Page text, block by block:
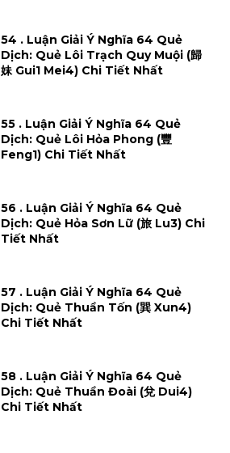
54 . Luận Giải Ý Nghĩa 64 Quẻ
Dịch: Quẻ Lôi Trạch Quy Muội (歸
妹 Gui1 Mei4) Chi Tiết Nhất
55 . Luận Giải Ý Nghĩa 64 Quẻ
Dịch: Quẻ Lôi Hỏa Phong (豐
Feng1) Chi Tiết Nhất
56 . Luận Giải Ý Nghĩa 64 Quẻ
Dịch: Quẻ Hỏa Sơn Lữ (旅 Lu3) Chi
Tiết Nhất
57 . Luận Giải Ý Nghĩa 64 Quẻ
Dịch: Quẻ Thuần Tốn (巽 Xun4)
Chi Tiết Nhất
58 . Luận Giải Ý Nghĩa 64 Quẻ
Dịch: Quẻ Thuần Đoài (兌 Dui4)
Chi Tiết Nhất